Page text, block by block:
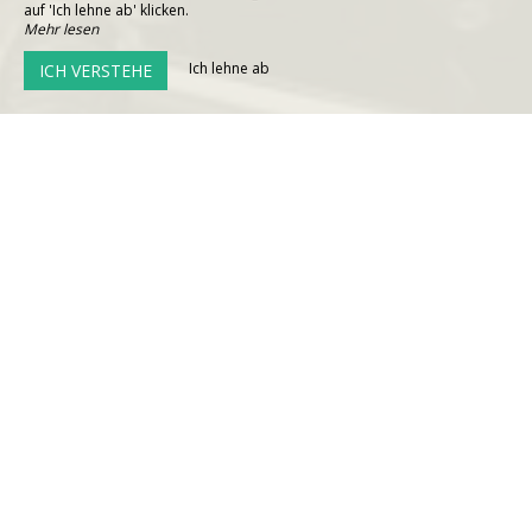
auf 'Ich lehne ab' klicken.
Mehr lesen
ICH VERSTEHE Ich lehne ab